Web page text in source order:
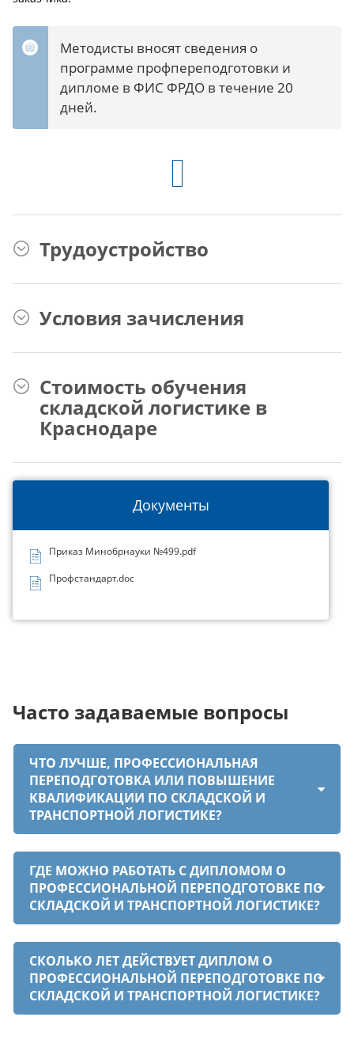
Документы
Приказ Минобрнауки №499.pdf
Профстандарт.doc
Методисты вносят сведения о
программе профпереподготовки и
дипломе в ФИС ФРДО в течение 20
дней.
Трудоустройство
Условия зачисления
Стоимость обучения
складской логистике в
Краснодаре
Часто задаваемые вопросы
ЧТО ЛУЧШЕ, ПРОФЕССИОНАЛЬНАЯ
ПЕРЕПОДГОТОВКА ИЛИ ПОВЫШЕНИЕ
КВАЛИФИКАЦИИ ПО СКЛАДСКОЙ И
ТРАНСПОРТНОЙ ЛОГИСТИКЕ?
ГДЕ МОЖНО РАБОТАТЬ С ДИПЛОМОМ О
ПРОФЕССИОНАЛЬНОЙ ПЕРЕПОДГОТОВКЕ ПО
СКЛАДСКОЙ И ТРАНСПОРТНОЙ ЛОГИСТИКЕ?
СКОЛЬКО ЛЕТ ДЕЙСТВУЕТ ДИПЛОМ О
ПРОФЕССИОНАЛЬНОЙ ПЕРЕПОДГОТОВКЕ ПО
СКЛАДСКОЙ И ТРАНСПОРТНОЙ ЛОГИСТИКЕ?